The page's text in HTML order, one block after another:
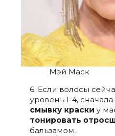
Мэй Маск
6. Если волосы
уровень 1-4,
смывку краски у
тонировать
бальзамом.